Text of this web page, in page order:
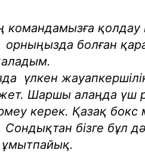
командамызға
орныңызда болған
үлкен
Шаршы алаңда үш
керек. Қазақ
бізге бұл
ұмытпайық.